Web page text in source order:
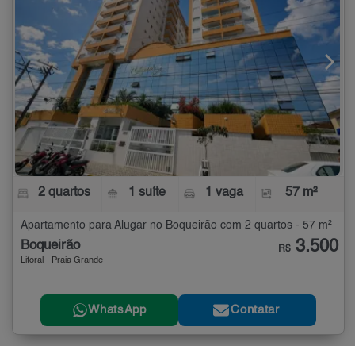
2 quartos 1 suíte 1 vaga 57 m²
Apartamento para Alugar no Boqueirão com 2 quartos - 57 m²
Boqueirão
Litoral - Praia Grande
R$ 3.500
WhatsApp Contatar